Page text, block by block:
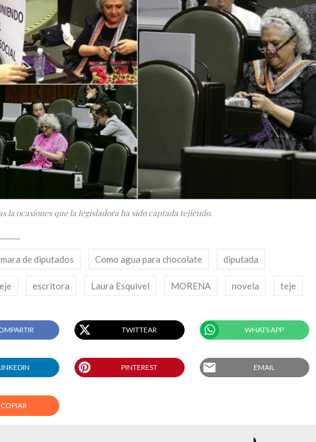
la ocasiones que la legisladora ha sido captada tejiendo.
de diputados Como agua para chocolate diputada
escritora Laura Esquivel MORENA novela teje
TWITTEAR WHATS APP
PINTEREST email EMAIL
COPIAR